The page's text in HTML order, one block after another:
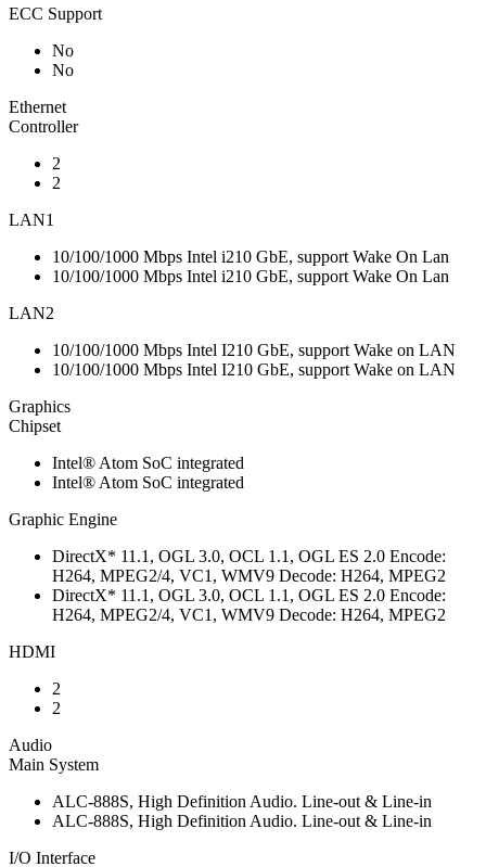
ECC Support
No
No
Ethernet
Controller
2
2
LAN1
10/100/1000 Mbps Intel i210 GbE, support Wake On Lan
10/100/1000 Mbps Intel i210 GbE, support Wake On Lan
LAN2
10/100/1000 Mbps Intel I210 GbE, support Wake on LAN
10/100/1000 Mbps Intel I210 GbE, support Wake on LAN
Graphics
Chipset
Intel® Atom SoC integrated
Intel® Atom SoC integrated
Graphic Engine
DirectX* 11.1, OGL 3.0, OCL 1.1, OGL ES 2.0 Encode:
H264, MPEG2/4, VC1, WMV9 Decode: H264, MPEG2
DirectX* 11.1, OGL 3.0, OCL 1.1, OGL ES 2.0 Encode:
H264, MPEG2/4, VC1, WMV9 Decode: H264, MPEG2
HDMI
2
2
Audio
Main System
ALC-888S, High Definition Audio. Line-out & Line-in
ALC-888S, High Definition Audio. Line-out & Line-in
I/O Interface